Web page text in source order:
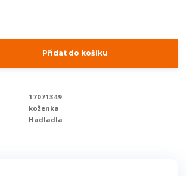
Přidat do košíku
17071349
koženka
Hadladla